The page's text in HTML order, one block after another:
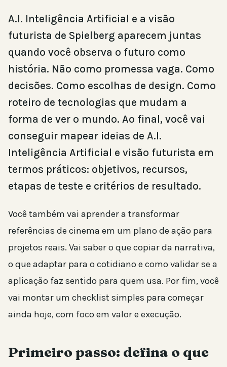
A.I. Inteligência Artificial e a visão
futurista de Spielberg aparecem juntas
quando você observa o futuro como
história. Não como promessa vaga. Como
decisões. Como escolhas de design. Como
roteiro de tecnologias que mudam a
forma de ver o mundo. Ao final, você vai
conseguir mapear ideias de A.I.
Inteligência Artificial e visão futurista em
termos práticos: objetivos, recursos,
etapas de teste e critérios de resultado.
Você também vai aprender a transformar
referências de cinema em um plano de ação para
projetos reais. Vai saber o que copiar da narrativa,
o que adaptar para o cotidiano e como validar se a
aplicação faz sentido para quem usa. Por fim, você
vai montar um checklist simples para começar
ainda hoje, com foco em valor e execução.
Primeiro passo: defina o que